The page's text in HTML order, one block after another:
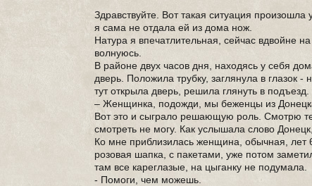
Здравствуйте. Вот такая ситуация
я сама не отдала ей из дома нож.
Натура я впечатлительная, сейчас вдвойне
волнуюсь.
В районе двух часов дня, находясь у себя
дверь. Положила трубку, заглянула в глазок
тут открыла дверь, решила глянуть в
– Женщинка, подожди, мы беженцы из
Вот это и сыграло решающую роль. Смотрю
смотреть не могу. Как услышала слово
Ко мне приблизилась женщина, обычная, лет
розовая шапка, с пакетами, уже потом
там все кареглазые, на цыганку не подумала.
- Помоги, чем можешь.